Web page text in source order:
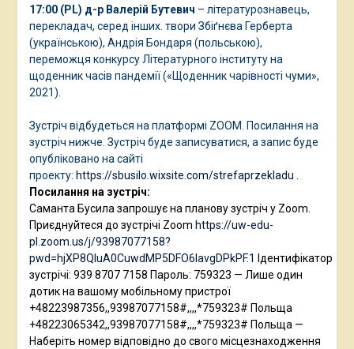
17:00 (PL) д-р Валерій Бутевич – літературознавець,
перекладач, серед інших. твори Збіґнєва Герберта
(українською), Андрія Бондаря (польською),
переможця конкурсу Літературного інституту на
щоденник часів пандемії («Щоденник чарівності чуми»,
2021).
Зустріч відбудеться на платформі ZOOM. Посилання на
зустріч нижче. Зустріч буде записуватися, а запис буде
опубліковано на сайті
проекту: https://sbusilo.wixsite.com/strefaprzekladu
Посилання на зустріч:
Саманта Бусила запрошує на планову зустріч у Zoom.
Приєднуйтеся до зустрічі Zoom https://uw-edu-
pl.zoom.us/j/93987077158?
pwd=hjXP8QIuA0CuwdMP5DFO6IavgDPkPF.1
Ідентифікатор
зустрічі: 939 8707 7158 Пароль: 759323 — Лише один
дотик на вашому мобільному пристрої
+48223987356,,93987077158#,,,,*759323# Польща
+48223065342,,93987077158#,,,,*759323# Польща —
Наберіть номер відповідно до свого місцезнаходження